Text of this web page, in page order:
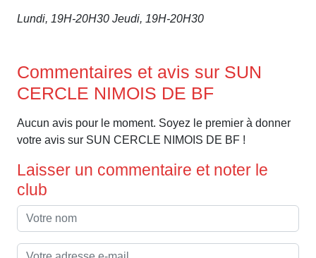
Lundi, 19H-20H30 Jeudi, 19H-20H30
Commentaires et avis sur SUN
CERCLE NIMOIS DE BF
Aucun avis pour le moment. Soyez le premier à donner
votre avis sur SUN CERCLE NIMOIS DE BF !
Laisser un commentaire et noter le
club